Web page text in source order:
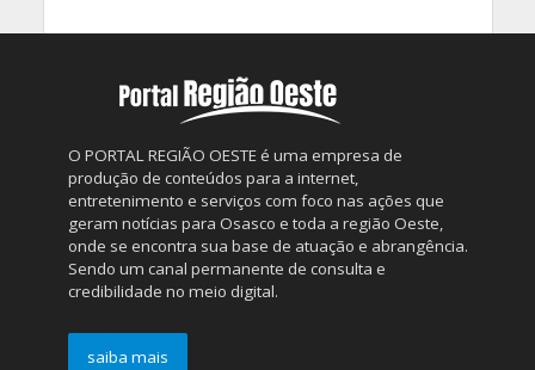
O PORTAL REGIÃO OESTE é uma empresa de
produção de conteúdos para a internet,
entretenimento e serviços com foco nas ações que
geram notícias para Osasco e toda a região Oeste,
onde se encontra sua base de atuação e abrangência.
Sendo um canal permanente de consulta e
credibilidade no meio digital.
saiba mais